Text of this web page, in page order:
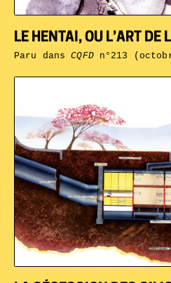
LE HENTAI, OU L’ART DE
Paru dansCQFDn°213